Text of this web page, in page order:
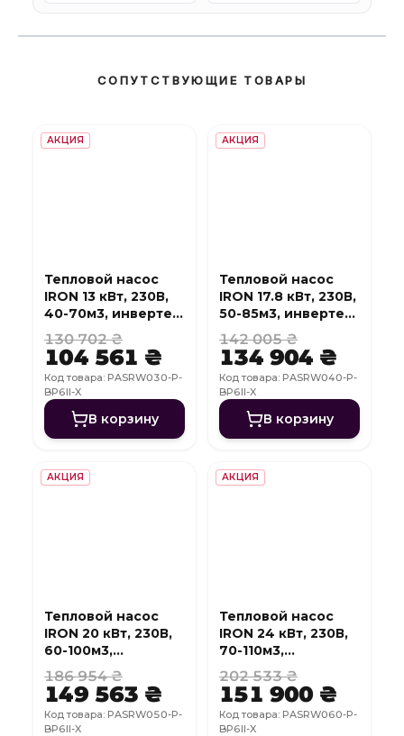
СОПУТСТВУЮЩИЕ ТОВАРЫ
АКЦИЯ
Тепловой насос
IRON 13 кВт, 230В,
40-70м3, инвертер,
с охлаждением,
WI-FI
130 702 ₴
104 561 ₴
Код товара: PASRW030-P-
BP6II-X
В корзину
АКЦИЯ
Тепловой насос
IRON 17.8 кВт, 230В,
50-85м3, инвертер,
с охлаждением,
WI-FI
142 005 ₴
134 904 ₴
Код товара: PASRW040-P-
BP6II-X
В корзину
АКЦИЯ
Тепловой насос
IRON 20 кВт, 230В,
60-100м3,
инвертер, с
охлаждением, WI-
FI
186 954 ₴
149 563 ₴
Код товара: PASRW050-P-
BP6II-X
АКЦИЯ
Тепловой насос
IRON 24 кВт, 230В,
70-110м3,
инвертер, с
охлаждением, WI-
FI
202 533 ₴
151 900 ₴
Код товара: PASRW060-P-
BP6II-X